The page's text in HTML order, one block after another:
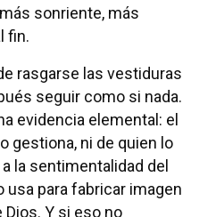
sonriente, más
fin.
rasgarse las vestiduras
seguir como si nada.
evidencia elemental: el
gestiona, ni de quien lo
la sentimentalidad del
usa para fabricar imagen
Y si eso no